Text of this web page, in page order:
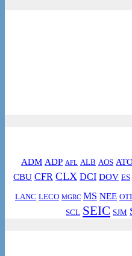
ADM ADP AFL ALB AOS
CBU CFR CLX DCI DOV ES
LANC LECO MGRC MS NEE
SCL SEIC SJM